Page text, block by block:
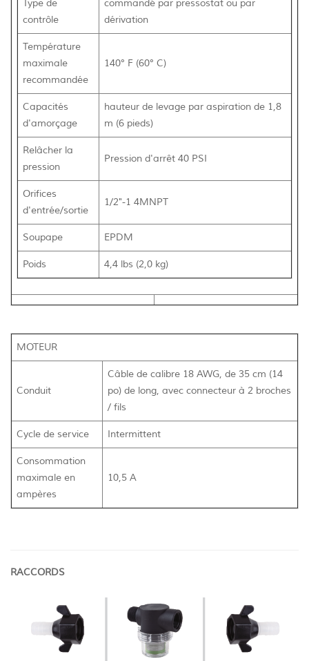
Type de
contrôle
commandé par pressostat ou par
dérivation
Température
maximale
recommandée
140° F (60° C)
Capacités
d'amorçage
hauteur de levage par aspiration de 1,8
m (6 pieds)
Relâcher la
pression
Pression d'arrêt 40 PSI
Orifices
d'entrée/sortie
1/2"-1 4MNPT
Soupape EPDM
Poids 4,4 lbs (2,0 kg)
MOTEUR
Conduit
Câble de calibre 18 AWG, de 35 cm (14
po) de long, avec connecteur à 2 broches
/ fils
Cycle de service Intermittent
Consommation
maximale en
ampères
10,5 A
RACCORDS